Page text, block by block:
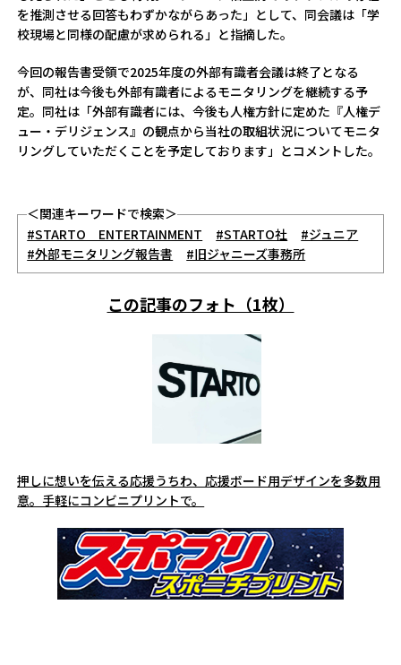
を推測させる回答もわずかながらあった」として、同会議は「学
校現場と同様の配慮が求められる」と指摘した。
今回の報告書受領で2025年度の外部有識者会議は終了となる
が、同社は今後も外部有識者によるモニタリングを継続する予
定。同社は「外部有識者には、今後も人権方針に定めた『人権デ
ュー・デリジェンス』の観点から当社の取組状況についてモニタ
リングしていただくことを予定しております」とコメントした。
＜関連キーワードで検索＞
#STARTO ENTERTAINMENT
#STARTO社
#ジュニア
#外部モニタリング報告書
#旧ジャニーズ事務所
この記事のフォト（1枚）
押しに想いを伝える応援うちわ、応援ボード用デザインを多数用
意。手軽にコンビニプリントで。